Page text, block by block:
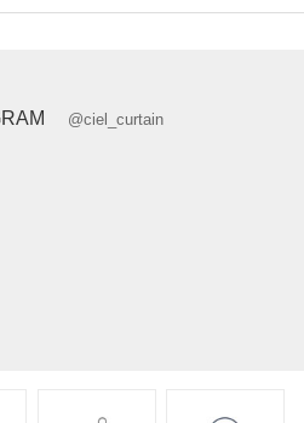
@ciel_curtain